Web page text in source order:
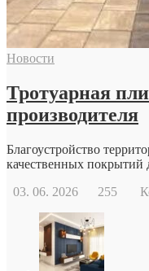
Новости
Тротуарная
производителя
Благоустройство
качественных покрытий
03. 06. 2026
255